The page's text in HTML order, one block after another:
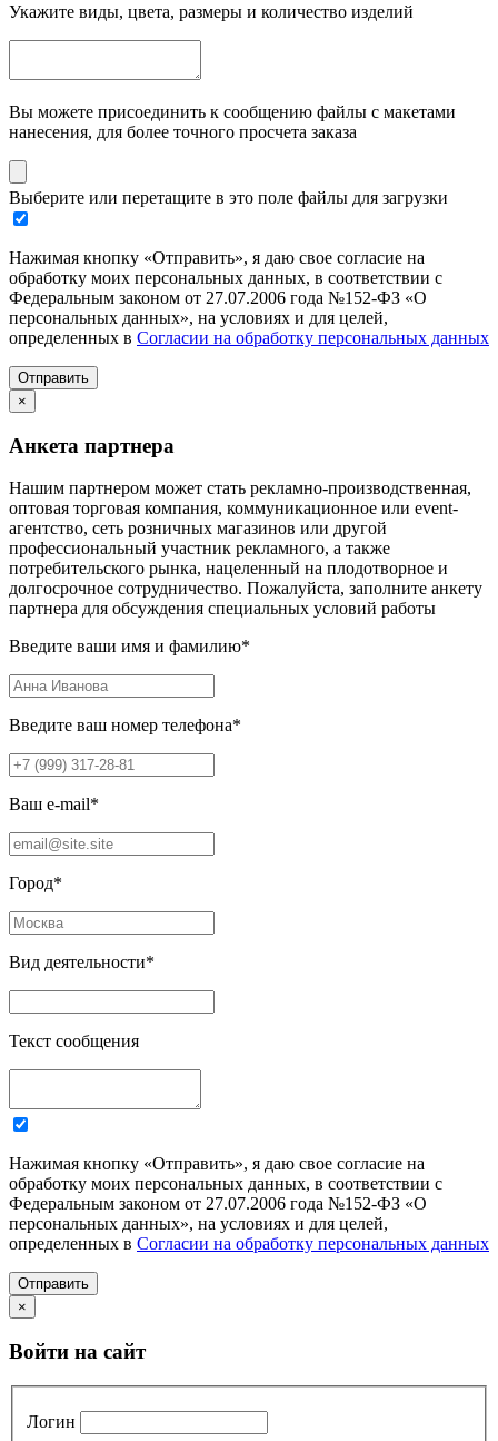
Укажите виды, цвета, размеры и количество изделий
Вы можете присоединить к сообщению файлы с макетами
нанесения, для более точного просчета заказа
Выберите или перетащите в это поле файлы для загрузки
Нажимая кнопку «Отправить», я даю свое согласие на
обработку моих персональных данных, в соответствии с
Федеральным законом от 27.07.2006 года №152-ФЗ «О
персональных данных», на условиях и для целей,
определенных в Согласии на обработку персональных данных
Отправить
×
Анкета партнера
Нашим партнером может стать рекламно-производственная,
оптовая торговая компания, коммуникационное или event-
агентство, сеть розничных магазинов или другой
профессиональный участник рекламного, а также
потребительского рынка, нацеленный на плодотворное и
долгосрочное сотрудничество. Пожалуйста, заполните анкету
партнера для обсуждения специальных условий работы
Введите ваши имя и фамилию*
Введите ваш номер телефона*
Ваш e-mail*
Город*
Вид деятельности*
Текст сообщения
Нажимая кнопку «Отправить», я даю свое согласие на
обработку моих персональных данных, в соответствии с
Федеральным законом от 27.07.2006 года №152-ФЗ «О
персональных данных», на условиях и для целей,
определенных в Согласии на обработку персональных данных
Отправить
×
Войти на сайт
Логин